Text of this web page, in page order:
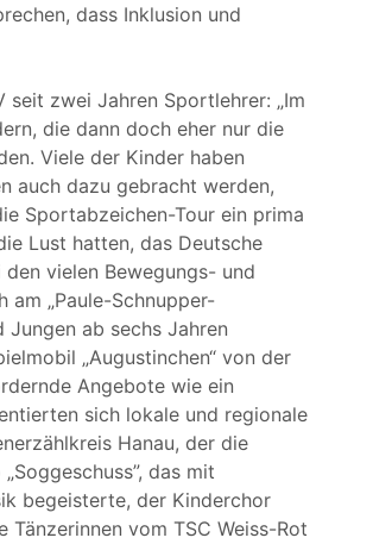
dass Inklusion und
seit zwei Jahren Sportlehrer: „Im
die dann doch eher nur die
Viele der Kinder haben
auch dazu gebracht werden,
Sportabzeichen-Tour ein prima
Lust hatten, das Deutsche
vielen Bewegungs- und
am „Paule-Schnupper-
Jungen ab sechs Jahren
„Augustinchen“ von der
Angebote wie ein
sich lokale und regionale
Hanau, der die
das mit
begeisterte, der Kinderchor
Tänzerinnen vom TSC Weiss-Rot